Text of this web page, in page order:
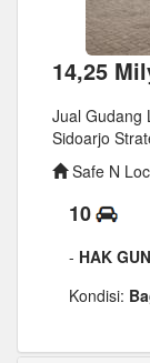
14,25
Jual Gudang
Sidoarjo
Safe N
10
- HAK
Kondisi: